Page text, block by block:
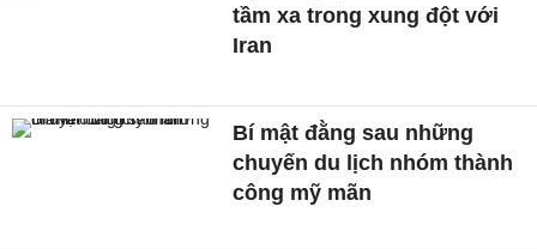
tầm xa trong xung đột với
Iran
Bí mật đằng sau những
chuyến du lịch nhóm thành
công mỹ mãn